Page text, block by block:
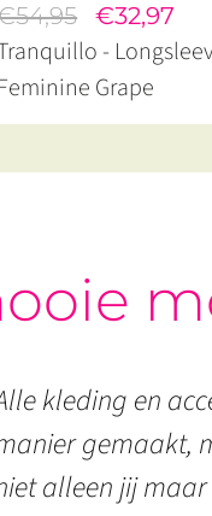
€32,97
-
Grape
kleding en
gemaakt,
alleen jij